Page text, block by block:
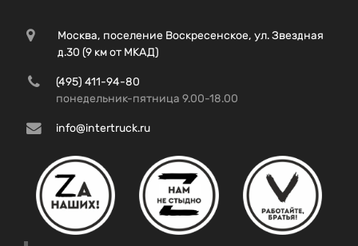
Москва, поселение Воскресенское, ул. Звездная
д.30 (9 км от МКАД)
(495) 411-94-80
понедельник-пятница 9.00-18.00
info@intertruck.ru